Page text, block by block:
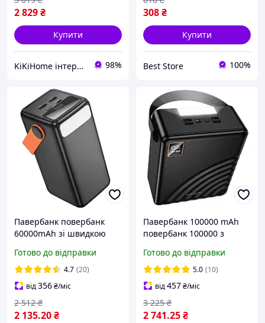
телефона
2 829₴
Купити
KiKiHome інтернет-магазин якісних товарів для дому 98%
308₴
Купити
Best Store 100%
Павербанк повербанк
60000mAh зі швидкою
ліхтарем BOROFONE
BJ66B 2USB/1Type-C
Чорний
Готово до відправки
4.7 (20)
від356₴/міс
2 135.20₴
2 512 ₴
Павербанк 100000 mAh
повербанк 100000 з
BOROFONE BJ85 power
bank для роутера повер
банк з ліхтарем Чорний
Готово до відправки
5.0 (10)
від457₴/міс
2 741.25₴
3 225 ₴